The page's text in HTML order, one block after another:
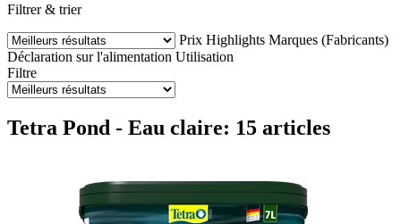
Filtrer & trier
Prix Highlights Marques (Fabricants)
Déclaration sur l'alimentation Utilisation
Filtre
Tetra Pond - Eau claire: 15 articles